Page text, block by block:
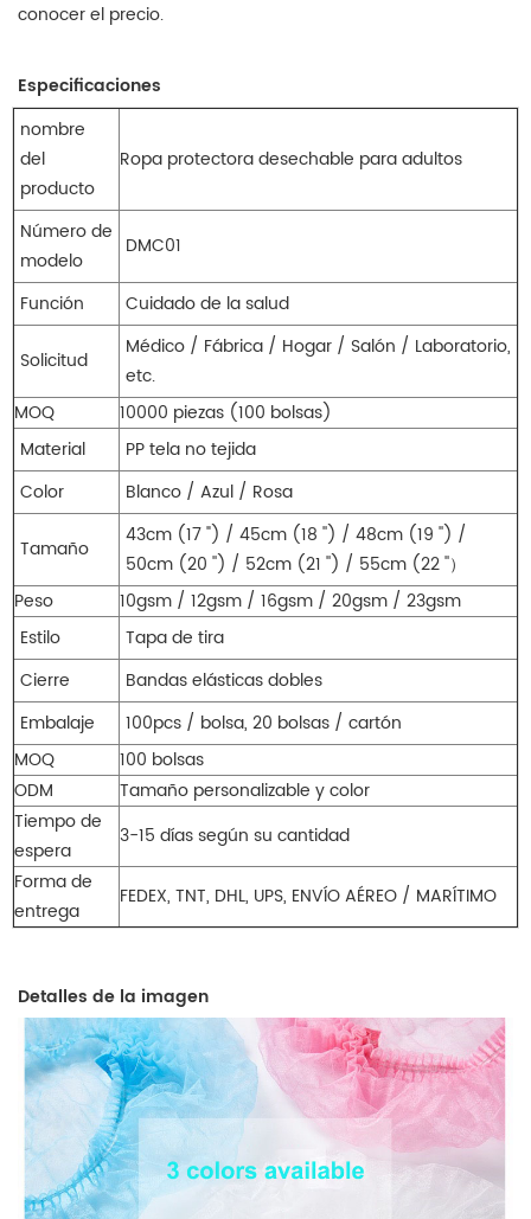
conocer el precio.
Especificaciones
nombre
del
producto
Ropa protectora desechable para adultos
Número de
modelo
DMC01
Función Cuidado de la salud
Solicitud
Médico / Fábrica / Hogar / Salón / Laboratorio,
etc.
MOQ
10000 piezas (100 bolsas)
Material
PP tela no tejida
Color
Blanco / Azul / Rosa
Tamaño
43cm (17 ") / 45cm (18 '') / 48cm (19 '') /
50cm (20 '') / 52cm (21 '') / 55cm (22 ''）
Peso
10gsm / 12gsm / 16gsm / 20gsm / 23gsm
Estilo
Tapa de tira
Cierre
Bandas elásticas dobles
Embalaje
100pcs / bolsa, 20 bolsas / cartón
MOQ
100 bolsas
ODM
Tamaño personalizable y color
Tiempo de
espera
3-15 días según su cantidad
Forma de
entrega
FEDEX, TNT, DHL, UPS, ENVÍO AÉREO / MARÍTIMO
Detalles de la imagen